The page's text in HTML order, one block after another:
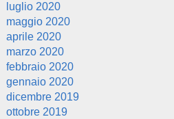
luglio 2020
maggio 2020
aprile 2020
marzo 2020
febbraio 2020
gennaio 2020
dicembre 2019
ottobre 2019